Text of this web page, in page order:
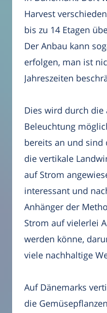
Harvest
bis zu 14 Etagen
Der Anbau kann
erfolgen, man ist
Jahreszeiten
Dies wird durch die
Beleuchtung
bereits an und sind
die vertikale
auf Strom
interessant und
Anhänger der
Strom auf vielerlei
werden könne,
viele nachhaltige
Auf Dänemarks
die